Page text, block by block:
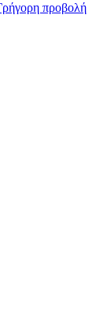
προβολή